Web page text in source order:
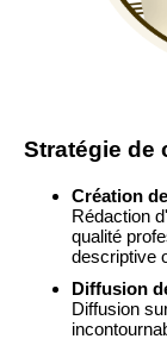
Stratégie de
Création
Rédaction
qualité
descriptive
Diffusion
Diffusion